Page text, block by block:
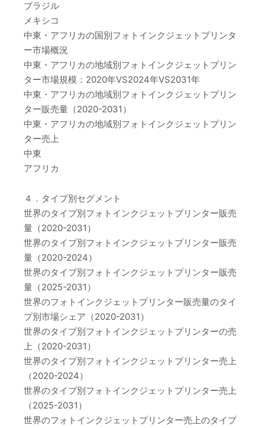
ブラジル
メキシコ
中東・アフリカの国別フォトインクジェットプリンタ
ー市場概況
中東・アフリカの地域別フォトインクジェットプリン
ター市場規模：2020年VS2024年VS2031年
中東・アフリカの地域別フォトインクジェットプリン
ター販売量（2020-2031）
中東・アフリカの地域別フォトインクジェットプリン
ター売上
中東
アフリカ
４．タイプ別セグメント
世界のタイプ別フォトインクジェットプリンター販売
量（2020-2031）
世界のタイプ別フォトインクジェットプリンター販売
量（2020-2024）
世界のタイプ別フォトインクジェットプリンター販売
量（2025-2031）
世界のフォトインクジェットプリンター販売量のタイ
プ別市場シェア（2020-2031）
世界のタイプ別フォトインクジェットプリンターの売
上（2020-2031）
世界のタイプ別フォトインクジェットプリンター売上
（2020-2024）
世界のタイプ別フォトインクジェットプリンター売上
（2025-2031）
世界のフォトインクジェットプリンター売上のタイプ